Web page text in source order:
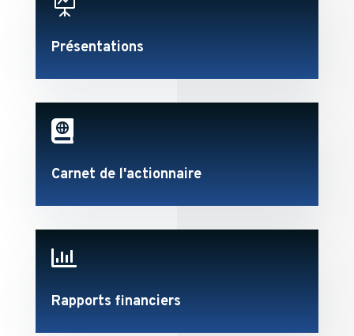
Présentations

Carnet de l'actionnaire

Rapports financiers